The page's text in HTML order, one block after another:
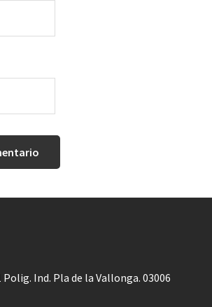
Ind. Pla de la Vallonga. 03006